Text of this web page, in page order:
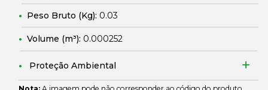
Peso Bruto (Kg): 0.03
Volume (m³): 0.000252
Proteção Ambiental